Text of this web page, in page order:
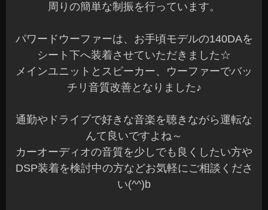
周りの簡単な制振を行っています。
パワードウーファーは、お手頃モデルの140DAを
シート下へ装着させていただきました☆
メインユニットとスピーカー、ウーファーでバッ
チリ音質改善となりました♪
通勤やドライブで好きな音楽を聴きながら運転な
んて良いですよね～
カーオーディオの音質を少しでも良くしたい方や
DSP装着を検討中の方などお気軽にご相談くださ
い(^^)b